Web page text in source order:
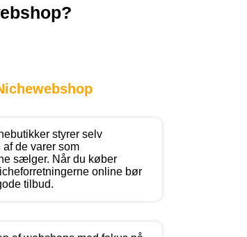
styrer selv
de varer som
sælger. Når du køber
online bør
tilbud.